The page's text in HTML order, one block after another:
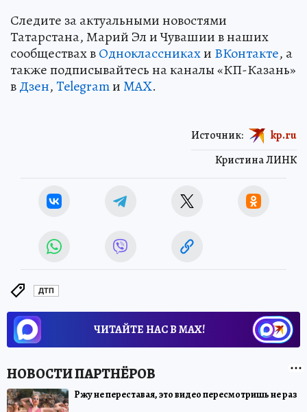
Следите за актуальными новостями
Татарстана, Марий Эл и Чувашии в наших
сообществах вОдноклассникахи ВКонтакте, а
также подписывайтесь на каналы «КП-Казань»
вДзен,TelegramиMAX.
Кристина ЛИНК
Источник: kp.ru
ДТП
ЧИТАЙТЕ НАС В МАХ!
Ржу не переставая, это видео пересмотришь не раз